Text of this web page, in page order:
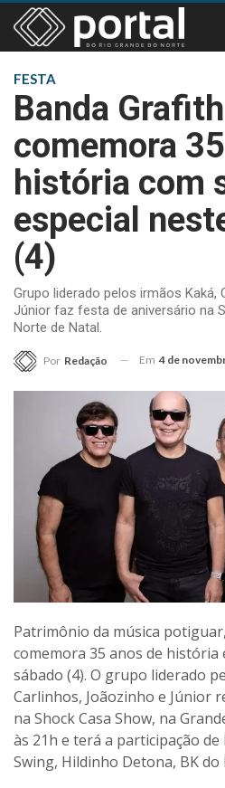
FESTA
Banda Grafith
comemora
história com
especial
(4)
Grupo liderado pelos irmãos Kaká,
Júnior faz festa de aniversário na
Norte de Natal.
Por Redação Em 4 de
Patrimônio da música
comemora 35 anos de história
sábado (4). O grupo liderado
Carlinhos, Joãozinho e Júnior
na Shock Casa Show, na
às 21h e terá a participação de
Swing, Hildinho Detona, BK do